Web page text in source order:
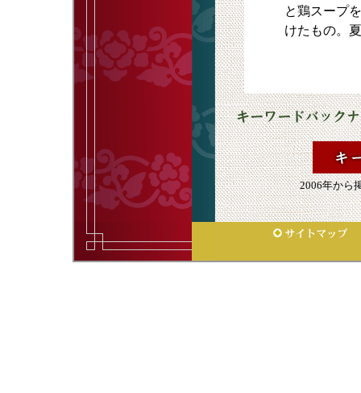
と鶏スープ
けたもの。
2006年から